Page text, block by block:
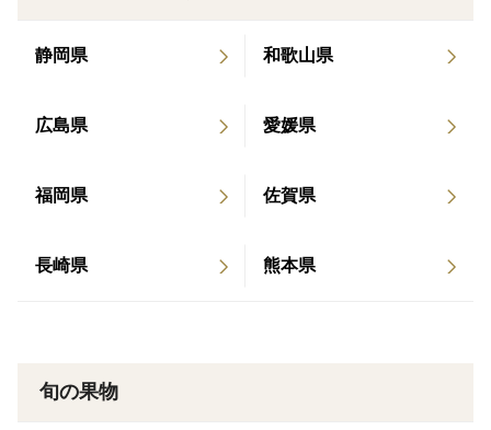
りますが、生ものですので少しの傷からでも腐ってしま
予めご了承頂きますよう宜しくお願い致します。
【賞味期限】：生鮮食品ですので、お早めにお召し上が
静岡県 和歌山県
広島県 愛媛県
福岡県 佐賀県
長崎県 熊本県
旬の果物